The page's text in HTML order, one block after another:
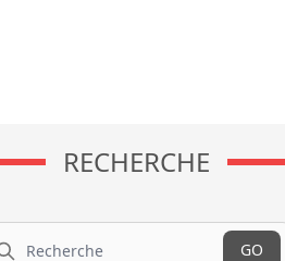
RECHERCHE
GO